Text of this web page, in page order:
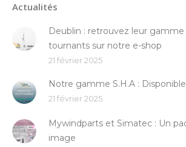
Actualités
Deublin : retrouvez leur
tournants sur notre e-shop
21 février 2025
Notre gamme S.H.A :
21 février 2025
Mywindparts et Simatec : Un
image